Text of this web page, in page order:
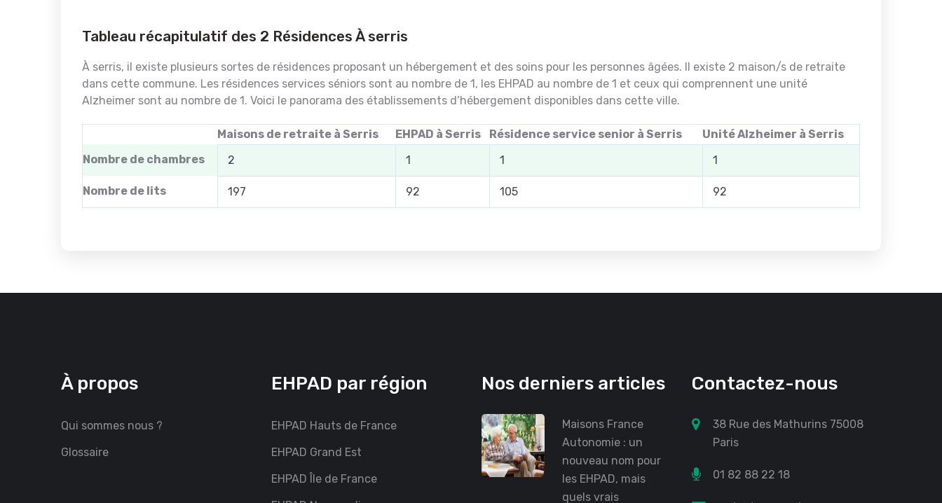
Tableau récapitulatif des 2 Résidences À serris
À serris, il existe plusieurs sortes de résidences proposant un hébergement et des soins pour les personnes âgées. Il existe 2 maison/s de retraite
dans cette commune. Les résidences services séniors sont au nombre de 1, les EHPAD au nombre de 1 et ceux qui comprennent une unité
Alzheimer sont au nombre de 1. Voici le panorama des établissements d’hébergement disponibles dans cette ville.
Maisons de retraite à Serris EHPAD à Serris Résidence service senior à Serris
Unité Alzheimer à Serris
Nombre de chambres
2 1 1 1
Nombre de lits 197 92 105 92
À propos
Qui sommes nous ?
Glossaire
EHPAD par région
EHPAD Hauts de France
EHPAD Grand Est
EHPAD Île de France
Nos derniers articles
Maisons France
Autonomie : un
nouveau nom pour
les EHPAD, mais
quels vrais
Contactez-nous
38 Rue des Mathurins 75008
Paris
01 82 88 22 18